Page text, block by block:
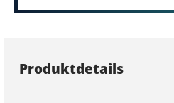
Produktdetails